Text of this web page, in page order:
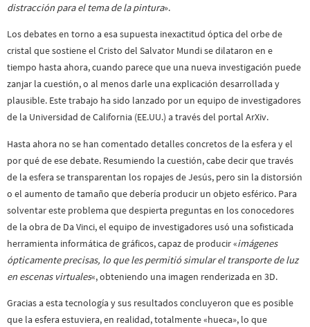
distracción para el tema de la pintura».
Los debates en torno a esa supuesta inexactitud óptica del orbe de
cristal que sostiene el Cristo del Salvator Mundi se dilataron en e
tiempo hasta ahora, cuando parece que una nueva investigación puede
zanjar la cuestión, o al menos darle una explicación desarrollada y
plausible. Este trabajo ha sido lanzado por un equipo de investigadores
de la Universidad de California (EE.UU.) a través del portal ArXiv.
Hasta ahora no se han comentado detalles concretos de la esfera y el
por qué de ese debate. Resumiendo la cuestión, cabe decir que través
de la esfera se transparentan los ropajes de Jesús, pero sin la distorsión
o el aumento de tamaño que debería producir un objeto esférico. Para
solventar este problema que despierta preguntas en los conocedores
de la obra de Da Vinci, el equipo de investigadores usó una sofisticada
herramienta informática de gráficos, capaz de producir «imágenes
ópticamente precisas, lo que les permitió simular el transporte de luz
en escenas virtuales«, obteniendo una imagen renderizada en 3D.
Gracias a esta tecnología y sus resultados concluyeron que es posible
que la esfera estuviera, en realidad, totalmente «hueca», lo que